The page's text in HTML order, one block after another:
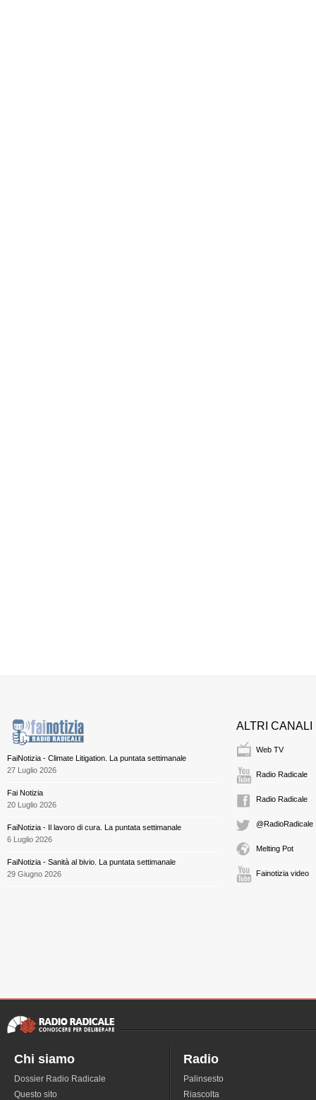
FaiNotizia - Climate Litigation. La puntata settimanale
27 Luglio 2026
Fai Notizia
20 Luglio 2026
FaiNotizia - Il lavoro di cura. La puntata settimanale
6 Luglio 2026
FaiNotizia - Sanità al bivio. La puntata settimanale
29 Giugno 2026
ALTRI CANALI
Web TV
Radio Radicale
Radio Radicale
@RadioRadicale
Melting Pot
Fainotizia video
Chi siamo
Dossier Radio Radicale
Questo sito
Radio
Palinsesto
Riascolta